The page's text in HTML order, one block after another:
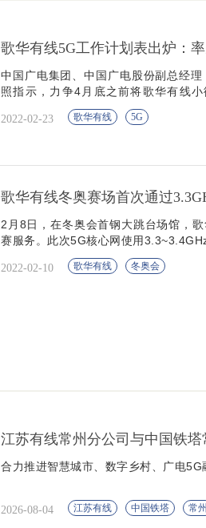
歌华有线5G工作计划表出炉：
中国广电集团、中国广电股份副总经
照指示，力争4月底之前将歌华有线
2022-02-23 歌华有线 5G
歌华有线冬奥赛场首次通过
2月8日，在冬奥会首钢大跳台场馆，
赛服务。此次5G核心网使用
该技术开创了冬奥史上首...
2022-02-10 歌华有线 冬奥会
江苏有线常州分公司与中国铁
合力推进智慧城市、数字乡村、广电5G
2026-08-04 江苏有线 中国铁塔 常州